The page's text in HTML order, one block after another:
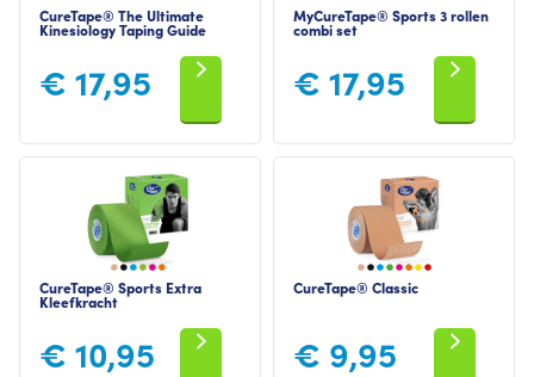
CureTape® The Ultimate
Kinesiology Taping Guide
€ 17,95
MyCureTape® Sports 3 rollen
combi set
€ 17,95
CureTape® Sports Extra
Kleefkracht
€ 10,95
CureTape® Classic
€ 9,95